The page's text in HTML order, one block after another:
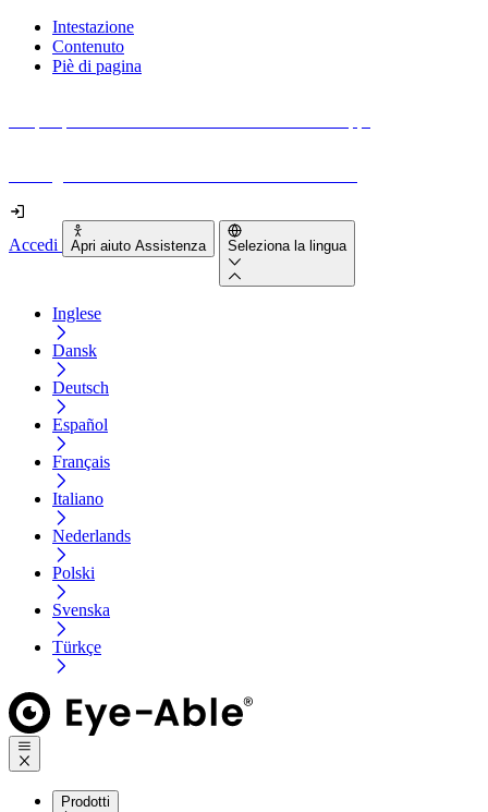
Intestazione
Contenuto
Piè di pagina
Accedi Apri aiuto Assistenza Seleziona la lingua
Inglese
Dansk
Deutsch
Español
Français
Italiano
Nederlands
Polski
Svenska
Türkçe
Prodotti